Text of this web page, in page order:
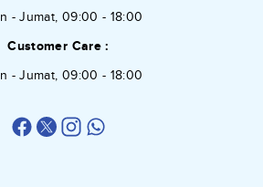
- Jumat, 09:00 - 18:00
Customer Care :
- Jumat, 09:00 - 18:00